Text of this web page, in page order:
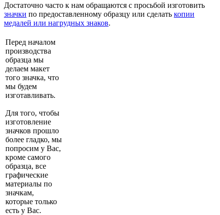
Достаточно часто к нам обращаются с просьбой изготовить
значки по предоставленному образцу или сделать копии
медалей или нагрудных знаков.
Перед началом
производства
образца мы
делаем макет
того значка, что
мы будем
изготавливать.
Для того, чтобы
изготовление
значков прошло
более гладко, мы
попросим у Вас,
кроме самого
образца, все
графические
материалы по
значкам,
которые только
есть у Вас.